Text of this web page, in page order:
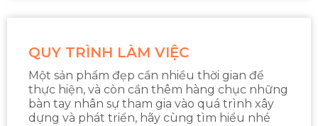
QUY TRÌNH LÀM VIỆC
Một sản phẩm đẹp cần nhiều thời gian để
thực hiện, và còn cần thêm hàng chục những
bàn tay nhân sự tham gia vào quá trình xây
dựng và phát triển, hãy cùng tìm hiểu nhé